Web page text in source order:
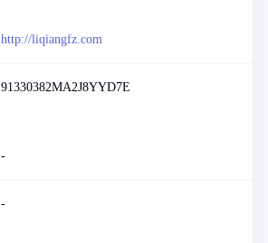
http://liqiangfz.com
91330382MA2J8YYD7E
-
-